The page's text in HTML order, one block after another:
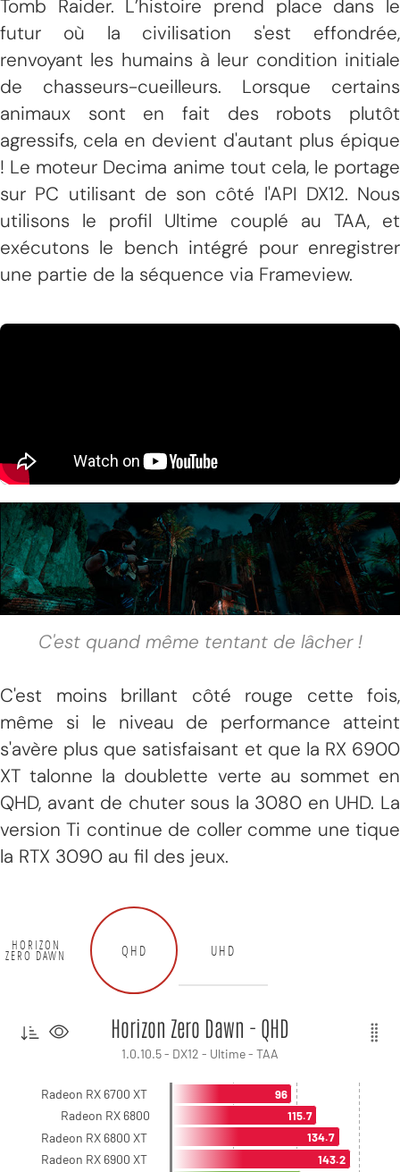
Tomb Raider. L’histoire prend place dans le
futur où la civilisation s'est effondrée,
renvoyant les humains à leur condition initiale
de chasseurs-cueilleurs. Lorsque certains
animaux sont en fait des robots plutôt
agressifs, cela en devient d'autant plus épique
! Le moteur Decima anime tout cela, le portage
sur PC utilisant de son côté l'API DX12. Nous
utilisons le profil Ultime couplé au TAA, et
exécutons le bench intégré pour enregistrer
une partie de la séquence via Frameview.
C'est quand même tentant de lâcher !
C'est moins brillant côté rouge cette fois,
même si le niveau de performance atteint
s'avère plus que satisfaisant et que la RX 6900
XT talonne la doublette verte au sommet en
QHD, avant de chuter sous la 3080 en UHD. La
version Ti continue de coller comme une tique
la RTX 3090 au fil des jeux.